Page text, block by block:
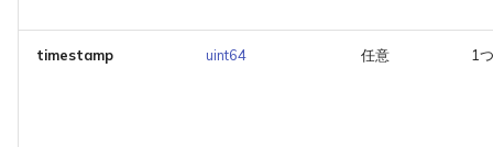
timestamp uint64 任意 1つ